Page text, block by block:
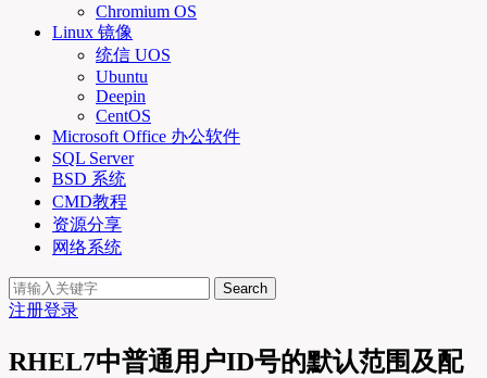
Chromium OS
Linux 镜像
统信 UOS
Ubuntu
Deepin
CentOS
Microsoft Office 办公软件
SQL Server
BSD 系统
CMD教程
资源分享
网络系统
Search
注册登录
RHEL7中普通用户ID号的默认范围及配